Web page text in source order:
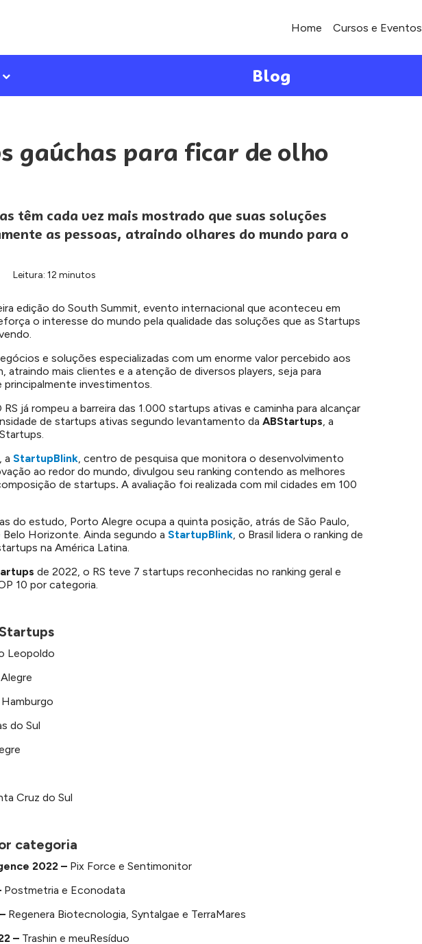
Home Cursos e Eventos
Blog
gaúchas para ficar de olho
têm cada vez mais mostrado que suas soluções
as pessoas, atraindo olhares do mundo para o
Leitura: 12 minutos
edição do South Summit, evento internacional que aconteceu em
o interesse do mundo pela qualidade das soluções que as Startups
e soluções especializadas com um enorme valor percebido aos
atraindo mais clientes e a atenção de diversos players, seja para
principalmente investimentos.
já rompeu a barreira das 1.000 startups ativas e caminha para alcançar
de startups ativas segundo levantamento da ABStartups, a
a StartupBlink, centro de pesquisa que monitora o desenvolvimento
ao redor do mundo, divulgou seu ranking contendo as melhores
de startups. A avaliação foi realizada com mil cidades em 100
do estudo, Porto Alegre ocupa a quinta posição, atrás de São Paulo,
Horizonte. Ainda segundo a StartupBlink, o Brasil lidera o ranking de
na América Latina.
de 2022, o RS teve 7 startups reconhecidas no ranking geral e
10 por categoria.
Leopoldo
do Sul
Cruz do Sul
categoria
2022 – Pix Force e Sentimonitor
Postmetria e Econodata
Regenera Biotecnologia, Syntalgae e TerraMares
– Trashin e meuResíduo